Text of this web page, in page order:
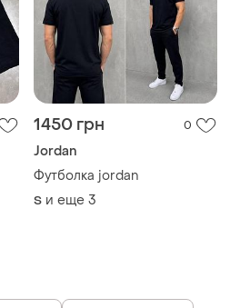
1450 грн 0
Jordan
Футболка jordan
S и еще 3